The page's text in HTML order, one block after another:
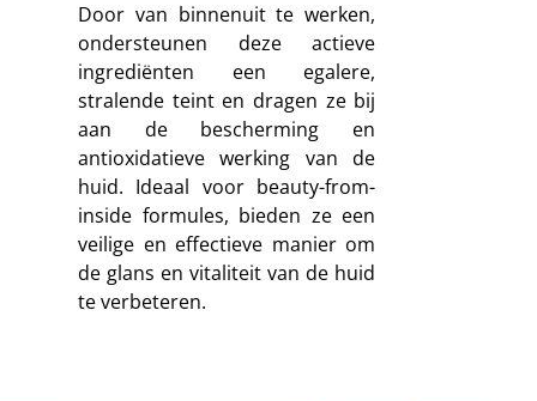
Door van binnenuit te werken,
ondersteunen deze actieve
ingrediënten een egalere,
stralende teint en dragen ze bij
aan de bescherming en
antioxidatieve werking van de
huid. Ideaal voor beauty-from-
inside formules, bieden ze een
veilige en effectieve manier om
de glans en vitaliteit van de huid
te verbeteren.